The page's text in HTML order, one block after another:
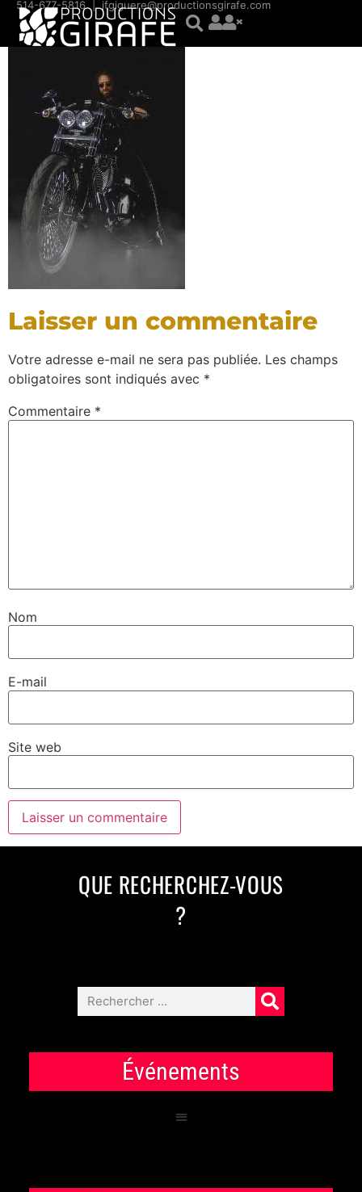
principal
514-677-5816|jfgiguere@productionsgirafe.com
Laisser un commentaire
Votre adresse e-mail ne sera pas publiée. Les champs
obligatoires sont indiqués avec *
Commentaire *
Nom
E-mail
Site web
QUE RECHERCHEZ-VOUS
?
Événements